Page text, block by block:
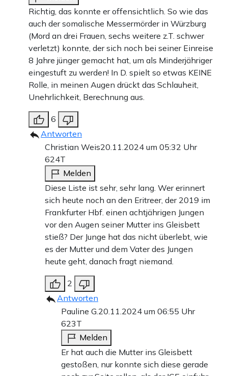
Richtig, das konnte er offensichtlich. So wie das
auch der somalische Messermörder in Würzburg
(Mord an drei Frauen, sechs weitere z.T. schwer
verletzt) konnte, der sich noch bei seiner Einreise
8 Jahre jünger gemacht hat, um als Minderjähriger
eingestuft zu werden! In D. spielt so etwas KEINE
Rolle, in meinen Augen drückt das Schlauheit,
Unehrlichkeit, Berechnung aus.
6
Antworten
Christian Weis20.11.2024 um 05:32 Uhr
624T
Melden
Diese Liste ist sehr, sehr lang. Wer erinnert
sich heute noch an den Eritreer, der 2019 im
Frankfurter Hbf. einen achtjährigen Jungen
vor den Augen seiner Mutter ins Gleisbett
stieß? Der Junge hat das nicht überlebt, wie
es der Mutter und dem Vater des Jungen
heute geht, danach fragt niemand.
2
Antworten
Pauline G. 20.11.2024 um 06:55 Uhr
623T
Melden
Er hat auch die Mutter ins Gleisbett
gestoßen, nur konnte sich diese gerade